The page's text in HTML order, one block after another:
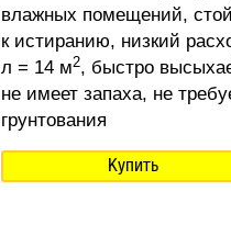
влажных помещений,
к истиранию, низкий
л = 14 м2, быстро
не имеет запаха, не
грунтования
Купить